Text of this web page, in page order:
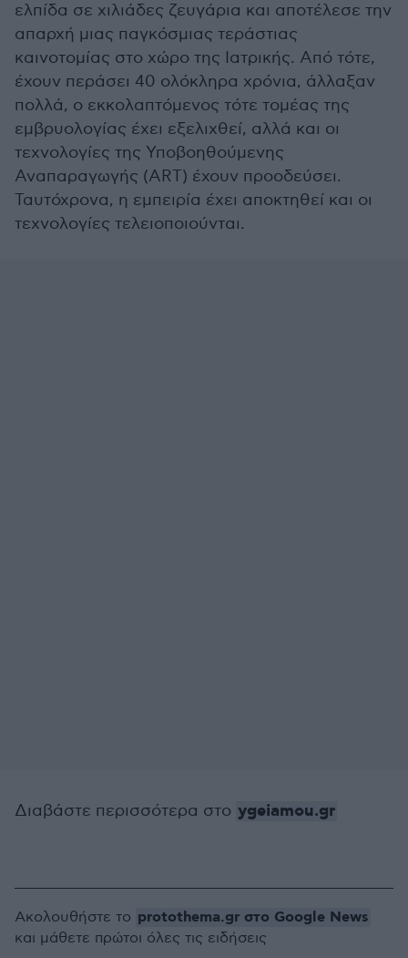
ελπίδα σε χιλιάδες ζευγάρια και αποτέλεσε την
απαρχή μιας παγκόσμιας τεράστιας
καινοτομίας στο χώρο της Ιατρικής. Από τότε,
έχουν περάσει 40 ολόκληρα χρόνια, άλλαξαν
πολλά, ο εκκολαπτόμενος τότε τομέας της
εμβρυολογίας έχει εξελιχθεί, αλλά και οι
τεχνολογίες της Υποβοηθούμενης
Αναπαραγωγής (ART) έχουν προοδεύσει.
Ταυτόχρονα, η εμπειρία έχει αποκτηθεί και οι
τεχνολογίες τελειοποιούνται.
Διαβάστε περισσότερα στο ygeiamou.gr
Ακολουθήστε το protothema.gr στο Google News
και μάθετε πρώτοι όλες τις ειδήσεις